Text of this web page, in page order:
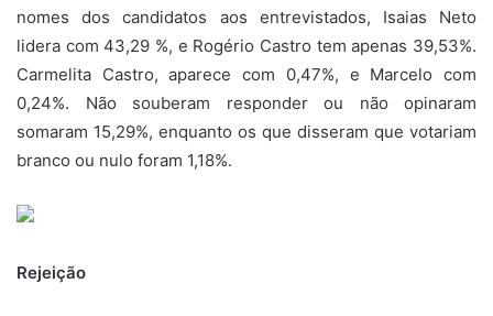
nomes dos candidatos aos entrevistados, Isaias Neto
lidera com 43,29 %, e Rogério Castro tem apenas 39,53%.
Carmelita Castro, aparece com 0,47%, e Marcelo com
0,24%. Não souberam responder ou não opinaram
somaram 15,29%, enquanto os que disseram que votariam
branco ou nulo foram 1,18%.
Rejeição